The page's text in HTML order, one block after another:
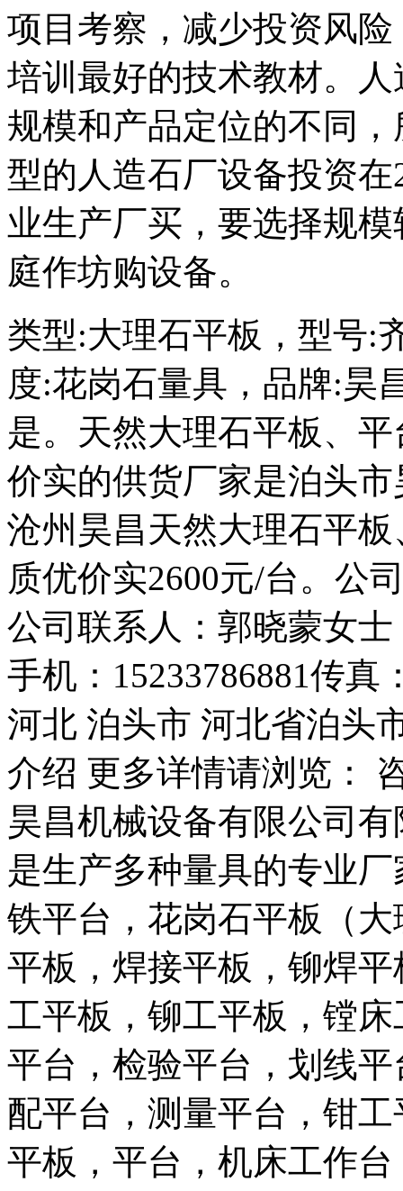
项目考察，减少投资风
培训最好的技术教材。
规模和产品定位的不同
型的人造石厂设备投资
业生产厂买，要选择规
庭作坊购设备。
类型:大理石平板，型号:
度:花岗石量具，品牌:昊
是。天然大理石平板、
价实的供货厂家是泊头
沧州昊昌天然大理石平
质优价实2600元/台。公
公司联系人：郭晓蒙女士
手机：15233786881传真
河北 泊头市 河北省泊头
介绍 更多详情请浏览：
昊昌机械设备有限公司
是生产多种量具的专业
铁平台，花岗石平板（
平板，焊接平板，铆焊
工平板，铆工平板，镗
平台，检验平台，划线
配平台，测量平台，钳
平板，平台，机床工作